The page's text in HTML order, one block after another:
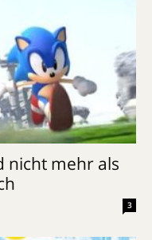
nicht mehr als
3